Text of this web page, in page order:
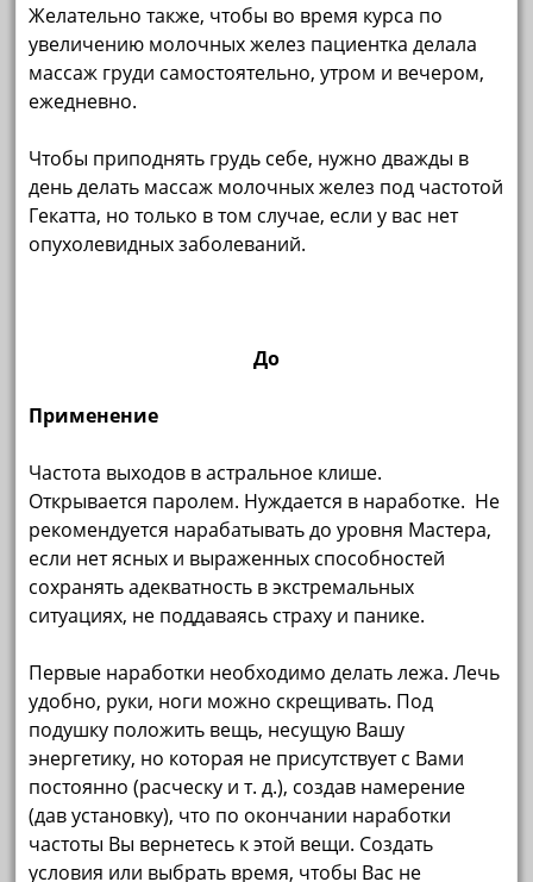
Желательно также, чтобы во время курса по
увеличению молочных желез пациентка делала
массаж груди самостоятельно, утром и вечером,
ежедневно.
Чтобы приподнять грудь себе, нужно дважды в
день делать массаж молочных желез под частотой
Гекатта, но только в том случае, если у вас нет
опухолевидных заболеваний.
До
Применение
Частота выходов в астральное клише.
Открывается паролем. Нуждается в наработке. Не
рекомендуется нарабатывать до уровня Мастера,
если нет ясных и выраженных способностей
сохранять адекватность в экстремальных
ситуациях, не поддаваясь страху и панике.
Первые наработки необходимо делать лежа. Лечь
удобно, руки, ноги можно скрещивать. Под
подушку положить вещь, несущую Вашу
энергетику, но которая не присутствует с Вами
постоянно (расческу и т. д.), создав намерение
(дав установку), что по окончании наработки
частоты Вы вернетесь к этой вещи. Создать
условия или выбрать время, чтобы Вас не